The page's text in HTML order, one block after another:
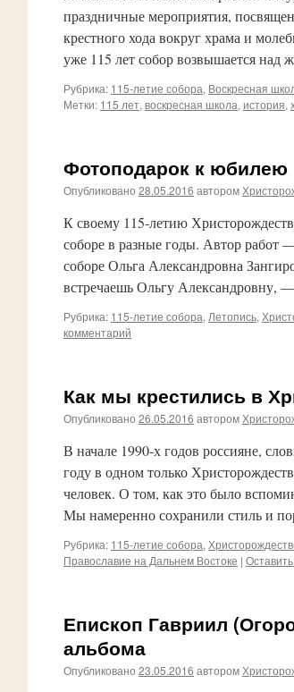
праздничные мероприятия,
крестного хода вокруг храма и
уже 115 лет собор возвышается
Рубрика: 115-летие собора, Воскресная
Метки: 115 лет, воскресная школа, история,
Фотоподарок к юбилею
Опубликовано 28.05.2016 автором
К своему 115-летию
соборе в разные годы. Автор работ
соборе Ольга Александровна
встречаешь Ольгу Александровну,
Рубрика: 115-летие собора, Летопись,
комментарий
Как мы крестились в
Опубликовано 26.05.2016 автором
В начале 1990-х годов россияне,
году в одном только
человек. О том, как это было
Мы намеренно сохранили стиль и
Рубрика: 115-летие собора,
Православие на Дальнем Востоке |
Епископ Гавриил
альбома
Опубликовано 23.05.2016 автором